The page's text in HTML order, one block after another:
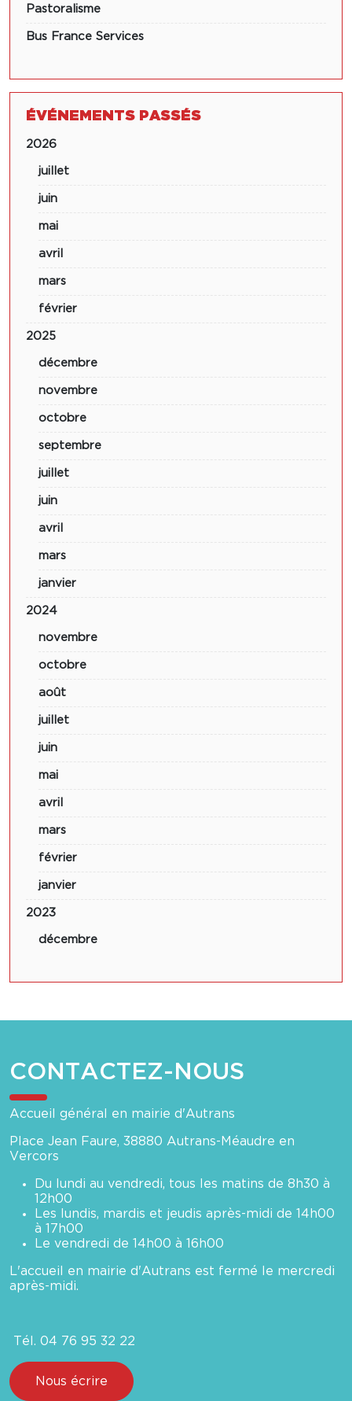
Pastoralisme
Bus France Services
ÉVÉNEMENTS PASSÉS
2026
juillet
juin
mai
avril
mars
février
2025
décembre
novembre
octobre
septembre
juillet
juin
avril
mars
janvier
2024
novembre
octobre
août
juillet
juin
mai
avril
mars
février
janvier
2023
décembre
CONTACTEZ-NOUS
Accueil général en mairie d'Autrans
Place Jean Faure, 38880 Autrans-Méaudre en
Vercors
Du lundi au vendredi, tous les matins de 8h30 à
12h00
Les lundis, mardis et jeudis après-midi de 14h00
à 17h00
Le vendredi de 14h00 à 16h00
L'accueil en mairie d'Autrans est fermé le mercredi
après-midi.
Tél. 04 76 95 32 22
Nous écrire